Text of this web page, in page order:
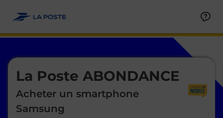
La Poste ABONDANCE
Acheter un smartphone
Samsung
Le lien s'ouvre dans un nouvel onglet